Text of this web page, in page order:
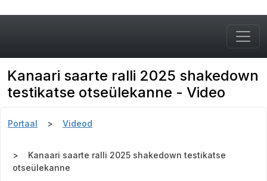
Kanaari saarte ralli 2025 shakedown
testikatse otseülekanne - Video
Portaal Videod
Kanaari saarte ralli 2025 shakedown testikatse
otseülekanne